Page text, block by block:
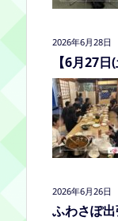
2026年6月28日
【6月27
ぽの夜の
2026年6月26日
ふわさぽ